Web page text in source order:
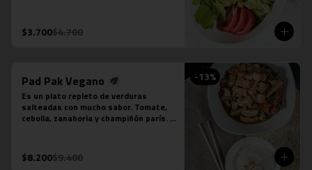
$3.700$4.700
-13%
Pad Pak Vegano
Es un plato repleto de verduras
salteadas con mucho sabor. Tomate,
cebolla, zanahoria y champiñón parís.
de arroz jazmín.  Foto referencial, el
tofu es un extra.
$8.200$9.400